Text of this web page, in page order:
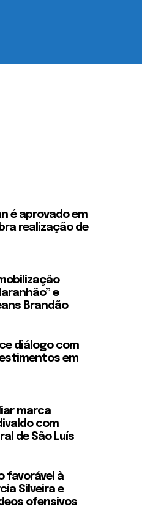
é aprovado em
realização de
e
Brandão
diálogo com
em
marca
com
de São Luís
favorável à
Silveira e
ofensivos